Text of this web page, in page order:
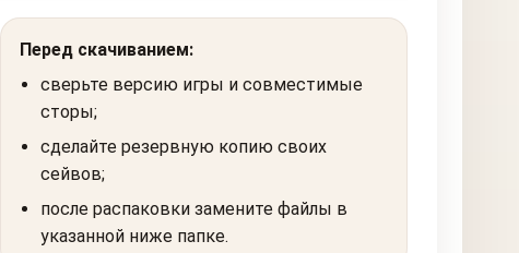
Перед скачиванием:
сверьте версию игры и совместимые
сторы;
сделайте резервную копию своих
сейвов;
после распаковки замените файлы в
указанной ниже папке.